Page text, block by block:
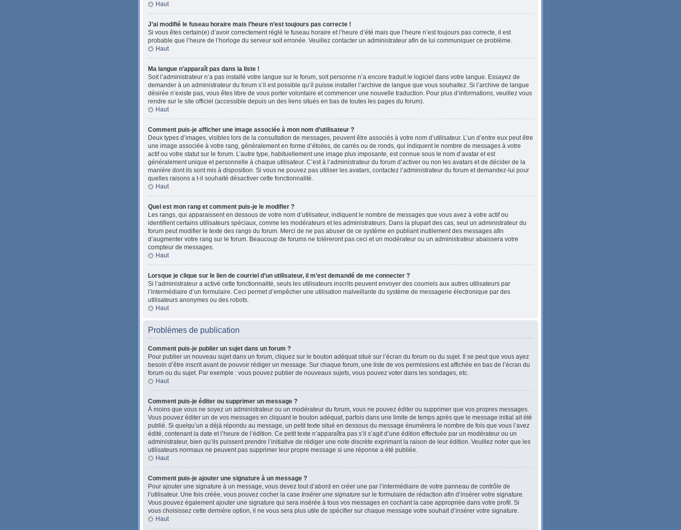
Haut
J’ai modifié le fuseau horaire mais l’heure n’est toujours pas correcte !
Si vous êtes certain(e) d’avoir correctement réglé le fuseau horaire et l’heure d’été mais que l’heure n’est toujours pas correcte, il est
probable que l’heure de l’horloge du serveur soit erronée. Veuillez contacter un administrateur afin de lui communiquer ce problème.
Haut
Ma langue n’apparaît pas dans la liste !
Soit l’administrateur n’a pas installé votre langue sur le forum, soit personne n’a encore traduit le logiciel dans votre langue. Essayez de
demander à un administrateur du forum s’il est possible qu’il puisse installer l’archive de langue que vous souhaitez. Si l’archive de langue
désirée n’existe pas, vous êtes libre de vous porter volontaire et commencer une nouvelle traduction. Pour plus d’informations, veuillez vous
rendre sur le site officiel (accessible depuis un des liens situés en bas de toutes les pages du forum).
Haut
Comment puis-je afficher une image associée à mon nom d’utilisateur ?
Deux types d’images, visibles lors de la consultation de messages, peuvent être associés à votre nom d’utilisateur. L’un d’entre eux peut être
une image associée à votre rang, généralement en forme d’étoiles, de carrés ou de ronds, qui indiquent le nombre de messages à votre
actif ou votre statut sur le forum. L’autre type, habituellement une image plus imposante, est connue sous le nom d’avatar et est
généralement unique et personnelle à chaque utilisateur. C’est à l’administrateur du forum d’activer ou non les avatars et de décider de la
manière dont ils sont mis à disposition. Si vous ne pouvez pas utiliser les avatars, contactez l’administrateur du forum et demandez-lui pour
quelles raisons a t-il souhaité désactiver cette fonctionnalité.
Haut
Quel est mon rang et comment puis-je le modifier ?
Les rangs, qui apparaissent en dessous de votre nom d’utilisateur, indiquent le nombre de messages que vous avez à votre actif ou
identifient certains utilisateurs spéciaux, comme les modérateurs et les administrateurs. Dans la plupart des cas, seul un administrateur du
forum peut modifier le texte des rangs du forum. Merci de ne pas abuser de ce système en publiant inutilement des messages afin
d’augmenter votre rang sur le forum. Beaucoup de forums ne toléreront pas ceci et un modérateur ou un administrateur abaissera votre
compteur de messages.
Haut
Lorsque je clique sur le lien de courriel d’un utilisateur, il m’est demandé de me connecter ?
Si l’administrateur a activé cette fonctionnalité, seuls les utilisateurs inscrits peuvent envoyer des courriels aux autres utilisateurs par
l’intermédiaire d’un formulaire. Ceci permet d’empêcher une utilisation malveillante du système de messagerie électronique par des
utilisateurs anonymes ou des robots.
Haut
Problèmes de publication
Comment puis-je publier un sujet dans un forum ?
Pour publier un nouveau sujet dans un forum, cliquez sur le bouton adéquat situé sur l’écran du forum ou du sujet. Il se peut que vous ayez
besoin d’être inscrit avant de pouvoir rédiger un message. Sur chaque forum, une liste de vos permissions est affichée en bas de l’écran du
forum ou du sujet. Par exemple : vous pouvez publier de nouveaux sujets, vous pouvez voter dans les sondages, etc.
Haut
Comment puis-je éditer ou supprimer un message ?
À moins que vous ne soyez un administrateur ou un modérateur du forum, vous ne pouvez éditer ou supprimer que vos propres messages.
Vous pouvez éditer un de vos messages en cliquant le bouton adéquat, parfois dans une limite de temps après que le message initial ait été
publié. Si quelqu’un a déjà répondu au message, un petit texte situé en dessous du message énumèrera le nombre de fois que vous l’avez
édité, contenant la date et l’heure de l’édition. Ce petit texte n’apparaîtra pas s’il s’agit d’une édition effectuée par un modérateur ou un
administrateur, bien qu’ils puissent prendre l’initiative de rédiger une note discrète exprimant la raison de leur édition. Veuillez noter que les
utilisateurs normaux ne peuvent pas supprimer leur propre message si une réponse a été publiée.
Haut
Comment puis-je ajouter une signature à un message ?
Pour ajouter une signature à un message, vous devez tout d’abord en créer une par l’intermédiaire de votre panneau de contrôle de
l’utilisateur. Une fois créée, vous pouvez cocher la case Insérer une signature sur le formulaire de rédaction afin d’insérer votre signature.
Vous pouvez également ajouter une signature qui sera insérée à tous vos messages en cochant la case appropriée dans votre profil. Si
vous choisissez cette dernière option, il ne vous sera plus utile de spécifier sur chaque message votre souhait d’insérer votre signature.
Haut